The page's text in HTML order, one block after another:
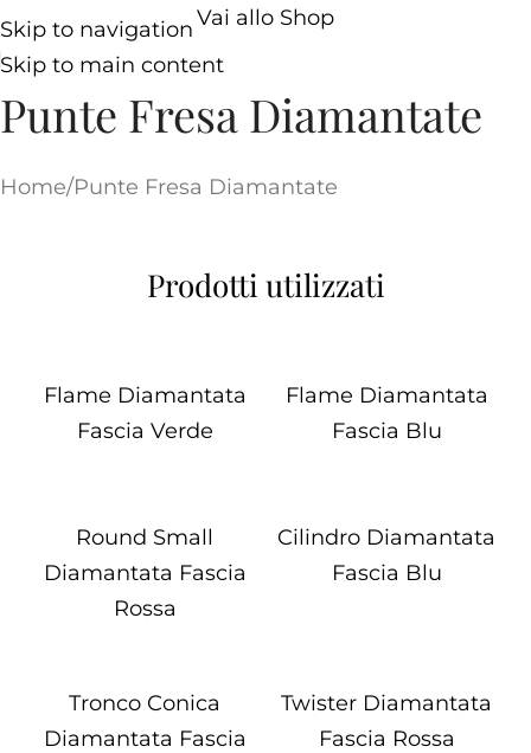
Skip to navigation
Skip to main content
Vai allo Shop
Punte Fresa Diamantate
Home Punte Fresa Diamantate
Prodotti utilizzati
Flame Diamantata
Fascia Verde
Flame Diamantata
Fascia Blu
Round Small
Diamantata Fascia
Rossa
Cilindro Diamantata
Fascia Blu
Tronco Conica
Diamantata Fascia
Twister Diamantata
Fascia Rossa